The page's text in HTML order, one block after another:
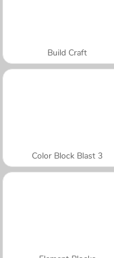
Build Craft
Color Block Blast 3